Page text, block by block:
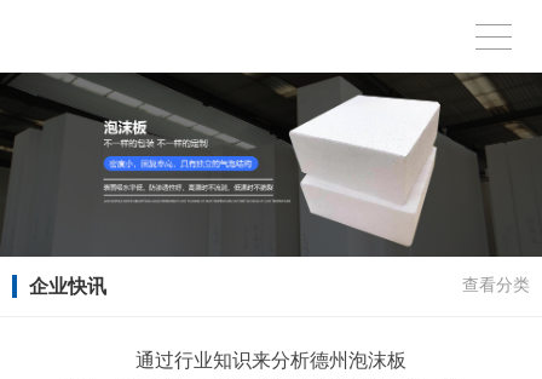
企业快讯 查看分类
通过行业知识来分析德州泡沫板